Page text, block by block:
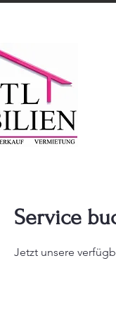
Service
Jetzt unsere